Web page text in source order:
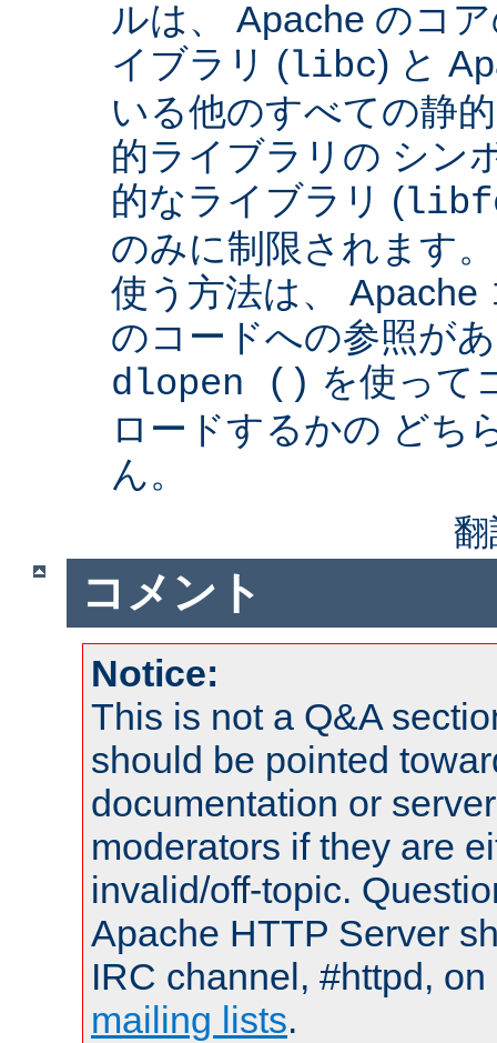
ルは、 Apache のコ
イブラリ (libc) と
いる他のすべての静
的ライブラリの シン
的なライブラリ (
のみに制限されます
使う方法は、 Apache
のコードへの参照が
dlopen () を使って
ロードするかの どち
ん。
コメント
Notice:
This is not a Q&A
should be pointed
documentation or
moderators if they are
invalid/off-topic.
Apache HTTP Server
IRC channel, #httpd,
mailing lists.